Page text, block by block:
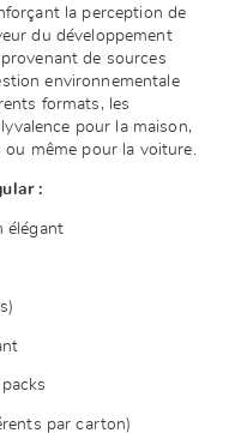
la perception de
du développement
de sources
environnementale
formats, les
pour la maison,
ou même pour la voiture.
:
élégant
par carton)